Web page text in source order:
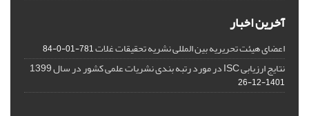
آخرین اخبار
اعضای هیئت تحریریه بین المللی نشریه تحقیقات غلات781-01-0-84
نتایج ارزیابی ISC در مورد رتبه بندی نشریات علمی کشور در سال 1399
1401-12-26